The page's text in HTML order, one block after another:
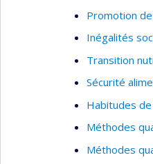
Promotion
Inégalités
Transition
Sécurité
Habitudes
Méthodes
Méthodes